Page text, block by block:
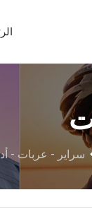
سراير - عربات -